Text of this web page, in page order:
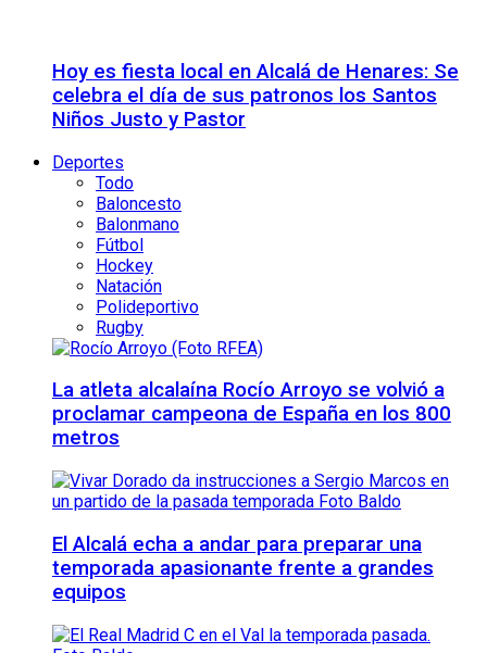
Hoy es fiesta local en Alcalá de Henares: Se
celebra el día de sus patronos los Santos
Niños Justo y Pastor
Deportes
Todo
Baloncesto
Balonmano
Fútbol
Hockey
Natación
Polideportivo
Rugby
La atleta alcalaína Rocío Arroyo se volvió a
proclamar campeona de España en los 800
metros
El Alcalá echa a andar para preparar una
temporada apasionante frente a grandes
equipos